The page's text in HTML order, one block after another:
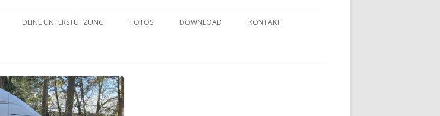
zum
DEINE UNTERSTÜTZUNG FOTOS DOWNLOAD KONTAKT